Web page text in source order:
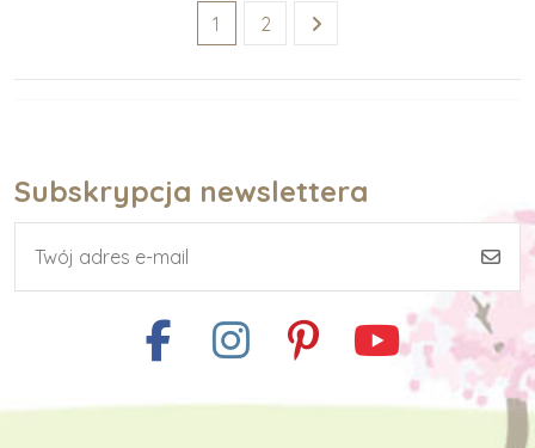
1 2
Subskrypcja newslettera